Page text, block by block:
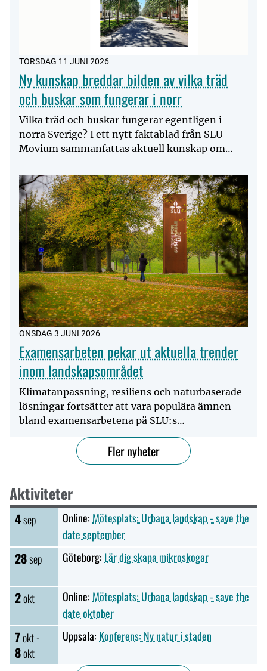
TORSDAG 11 JUNI 2026
Ny kunskap breddar bilden av vilka träd
och buskar som fungerar i norr
Vilka träd och buskar fungerar egentligen i
norra Sverige? I ett nytt faktablad från SLU
Movium sammanfattas aktuell kunskap om
ONSDAG 3 JUNI 2026
Examensarbeten pekar ut aktuella trender
inom landskapsområdet
Klimatanpassning, resiliens och naturbaserade
lösningar fortsätter att vara populära ämnen
bland examensarbetena på SLU:s
landskapsutbildningar. Samtidi...
Fler nyheter
Aktiviteter
4sep Online: Mötesplats: Urbana landskap - save the
date september
28sep Göteborg: Lär dig skapa mikroskogar
2okt Online: Mötesplats: Urbana landskap - save the
date oktober
7okt -
8okt
Uppsala: Konferens: Ny natur i staden